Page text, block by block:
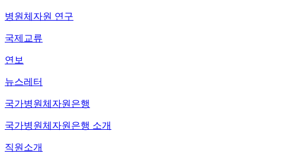
병원체자원 연구
국제교류
연보
뉴스레터
국가병원체자원은행
국가병원체자원은행 소개
직원소개